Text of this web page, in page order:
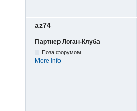
az74
Партнер Логан-Клуба
Поза форумом
More info